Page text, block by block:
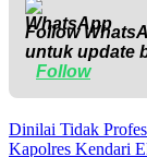
Follow
untuk update
Follow
Dinilai Tidak
Kapolres Kendari